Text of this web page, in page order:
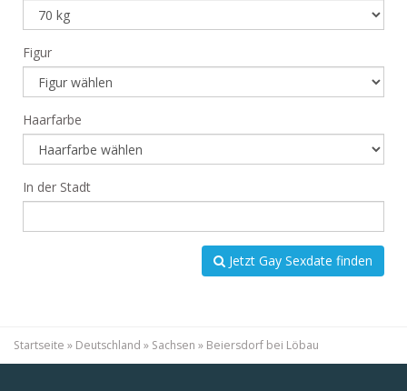
Figur
Haarfarbe
In der Stadt
Jetzt Gay Sexdate finden
Startseite » Deutschland » Sachsen » Beiersdorf bei Löbau